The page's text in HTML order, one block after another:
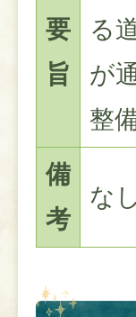
要
旨
る
が
整
備
考
なし